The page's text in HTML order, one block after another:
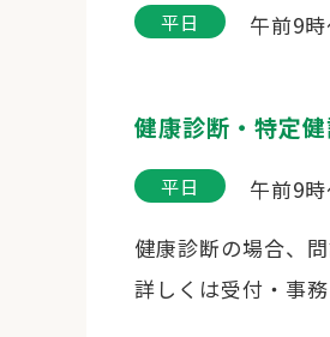
平日 午前9
健康診断・特定
平日 午前9
健康診断の場合、
詳しくは受付・事